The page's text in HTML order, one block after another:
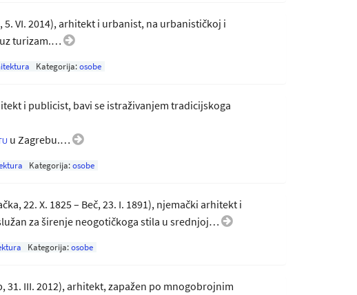
5. VI. 2014), arhitekt i urbanist, na urbanističkoj i
turizam.…
Kategorija:osobe
i publicist, bavi se istraživanjem tradicijskoga
u Zagrebu.…
Kategorija:osobe
22. X. 1825 – Beč, 23. I. 1891), njemački arhitekt i
za širenje neogotičkoga stila u srednjoj…
Kategorija:osobe
31. III. 2012), arhitekt, zapažen po mnogobrojnim